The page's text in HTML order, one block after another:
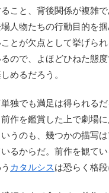
こと、背後関係が複雑
人物たちの行動目的を
とが欠点として挙げら
ので、よほどひねた態
めるだろう。
独でも満足は得られるだ
作を鑑賞した上で劇場
うのも、幾つかの描写
るからだ。前作を観て
カタルシスは恐らく格段